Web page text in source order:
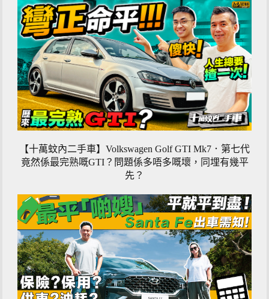
【十萬蚊內二手車】Volkswagen Golf GTI Mk7．第七代
竟然係最完熟嘅GTI？問題係多唔多嘅壞，同埋有幾平
先？